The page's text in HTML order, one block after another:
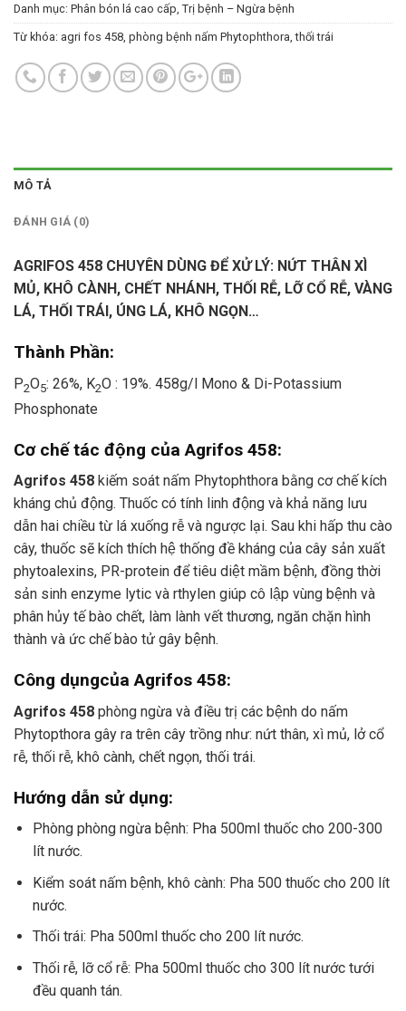
Danh mục: Phân bón lá cao cấp, Trị bệnh – Ngừa bệnh
Từ khóa: agri fos 458, phòng bệnh nấm Phytophthora,thối trái
MÔ TẢ
ĐÁNH GIÁ (0)
AGRIFOS 458 CHUYÊN DÙNG ĐỂ XỬ LÝ: NỨT THÂN XÌ
MỦ, KHÔ CÀNH, CHẾT NHÁNH, THỐI RỄ, LỠ CỔ RỄ, VÀNG
LÁ, THỐI TRÁI, ÚNG LÁ, KHÔ NGỌN…
Thành Phần:
P2O5: 26%, K2O : 19%. 458g/l Mono & Di-Potassium
Phosphonate
Cơ chế tác động của Agrifos 458:
Agrifos 458 kiếm soát nấm Phytophthora bằng cơ chế kích
kháng chủ động. Thuốc có tính linh động và khả năng lưu
dẫn hai chiều từ lá xuống rễ và ngược lại. Sau khi hấp thu cào
cây, thuốc sẽ kích thích hệ thống đề kháng của cây sản xuất
phytoalexins, PR-protein để tiêu diệt mầm bệnh, đồng thời
sản sinh enzyme lytic và rthylen giúp cô lập vùng bệnh và
phân hủy tế bào chết, làm lành vết thương, ngăn chặn hình
thành và ức chế bào tử gây bệnh.
Công dụngcủa Agrifos 458:
Agrifos 458 phòng ngừa và điều trị các bệnh do nấm
Phytopthora gây ra trên cây trồng như: nứt thân, xì mủ, lở cổ
rễ, thối rễ, khô cành, chết ngọn, thối trái.
Hướng dẫn sử dụng:
Phòng phòng ngừa bệnh: Pha 500ml thuốc cho 200-300
lít nước.
Kiểm soát nấm bệnh, khô cành: Pha 500 thuốc cho 200 lít
nước.
Thối trái: Pha 500ml thuốc cho 200 lít nước.
Thối rễ, lỡ cổ rễ: Pha 500ml thuốc cho 300 lít nước tưới
đều quanh tán.